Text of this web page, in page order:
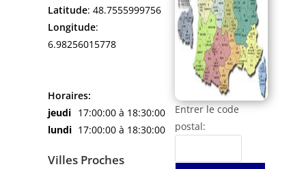
Entrer le code
postal:
Latitude: 48.7555999756
Longitude:
6.98256015778
Horaires:
jeudi 17:00:00 à 18:30:00
lundi 17:00:00 à 18:30:00
Villes Proches